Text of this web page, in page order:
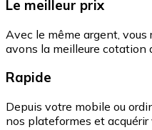
Le meilleur prix
Avec le même argent, vous
avons la meilleure cotation
Rapide
Depuis votre mobile ou
nos plateformes et acquérir